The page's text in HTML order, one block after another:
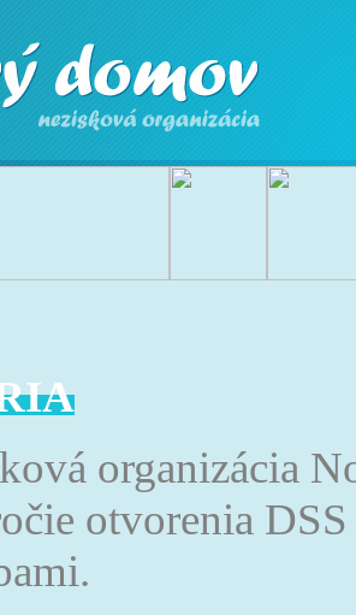
organizácia
otvorenia